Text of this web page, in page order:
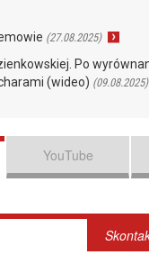
(27.08.2025)
Po
(wideo) (09.08.2025)
YouTube